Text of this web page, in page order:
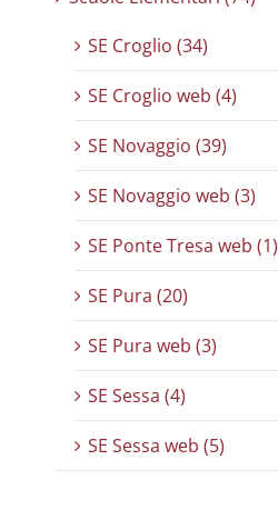
SE Croglio (34)
SE Croglio web (4)
SE Novaggio (39)
SE Novaggio web (3)
SE Ponte Tresa web (1)
SE Pura (20)
SE Pura web (3)
SE Sessa (4)
SE Sessa web (5)